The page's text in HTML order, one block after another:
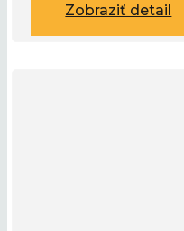
Zobraziť detail